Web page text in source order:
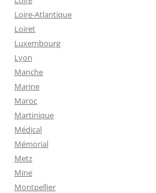
Loire-Atlantique
Loiret
Luxembourg
Lyon
Manche
Marine
Maroc
Martinique
Médical
Mémorial
Metz
Mine
Montpellier